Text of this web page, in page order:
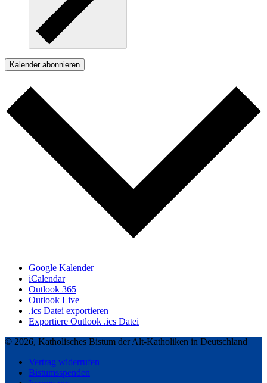
Kalender abonnieren
Google Kalender
iCalendar
Outlook 365
Outlook Live
.ics Datei exportieren
Exportiere Outlook .ics Datei
© 2026, Katholisches Bistum der Alt-Katholiken in Deutschland
Vertrag widerrufen
Bistumsspenden